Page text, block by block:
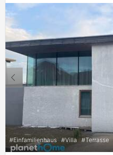
#Einfamilienhaus #Villa #Terrasse